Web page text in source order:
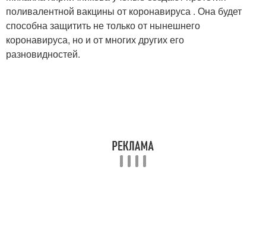
поливалентной вакцины от коронавируса . Она будет
способна защитить не только от нынешнего
коронавируса, но и от многих других его
разновидностей.